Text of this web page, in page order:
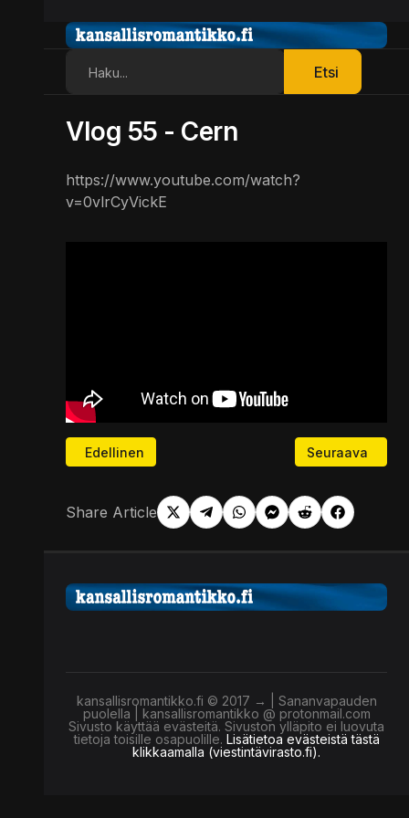
Etsi
Vlog 55 - Cern
https://www.youtube.com/watch?
v=0vlrCyVickE
Edellinen artikkeli: Onko Trump pahuuden
Edellinen Seuraava
Seuraava
Share Article
kansallisromantikko.fi © 2017 → | Sananvapauden
puolella | kansallisromantikko @ protonmail.com
Sivusto käyttää evästeitä. Sivuston ylläpito ei luovuta
tietoja toisille osapuolille. Lisätietoa evästeistä tästä
klikkaamalla (viestintävirasto.fi).